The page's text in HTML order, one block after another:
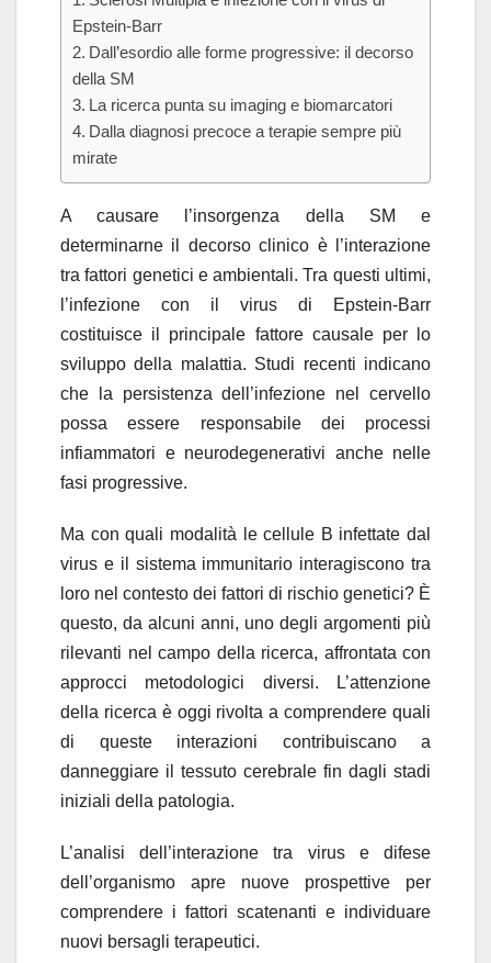
Epstein-Barr
Dall’esordio alle forme progressive: il decorso
della SM
La ricerca punta su imaging e biomarcatori
Dalla diagnosi precoce a terapie sempre più
mirate
A causare l’insorgenza della SM e
determinarne il decorso clinico è l’interazione
tra fattori genetici e ambientali. Tra questi ultimi,
l’infezione con il virus di Epstein-Barr
costituisce il principale fattore causale per lo
sviluppo della malattia. Studi recenti indicano
che la persistenza dell’infezione nel cervello
possa essere responsabile dei processi
infiammatori e neurodegenerativi anche nelle
fasi progressive.
Ma con quali modalità le cellule B infettate dal
virus e il sistema immunitario interagiscono tra
loro nel contesto dei fattori di rischio genetici? È
questo, da alcuni anni, uno degli argomenti più
rilevanti nel campo della ricerca, affrontata con
approcci metodologici diversi. L’attenzione
della ricerca è oggi rivolta a comprendere quali
di queste interazioni contribuiscano a
danneggiare il tessuto cerebrale fin dagli stadi
iniziali della patologia.
L’analisi dell’interazione tra virus e difese
dell’organismo apre nuove prospettive per
comprendere i fattori scatenanti e individuare
nuovi bersagli terapeutici.